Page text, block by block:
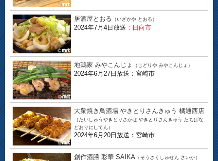
居酒屋とおる （いざかや とおる）
2024年7月4日放送： 日向市
地鶏家 みやこんじょ （じどりや みやこんじょ）
2024年6月27日放送：宮崎市
大衆焼き鳥酒場 やきとりさんきゅう 橘通西店
（たいしゅうやきとりさかば やきとりさんきゅう たちばな
どおりにしてん）
2024年6月20日放送：宮崎市
創作酒膳 彩華 SAIKA （そうさくしゅぜん さいか）